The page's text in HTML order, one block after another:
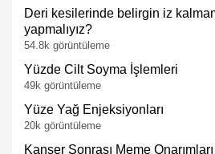
Deri kesilerinde belirgin iz
yapmalıyız?
54.8k görüntüleme
Yüzde Cilt Soyma İşlemleri
49k görüntüleme
Yüze Yağ Enjeksiyonları
20k görüntüleme
Kanser Sonrası Meme Onarımları